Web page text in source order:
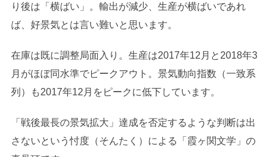
り後は「横ばい」。輸出が減少、生産が横ばいであれ
ば、好景気とは言い難いと思います。
在庫は既に調整局面入り。生産は2017年12月と2018年3
月がほぼ同水準でピークアウト。景気動向指数（一致系
列）も2017年12月をピークに低下しています。
「戦後最長の景気拡大」達成を否定するような判断は出
さないという忖度（そんたく）による「霞ヶ関文学」の